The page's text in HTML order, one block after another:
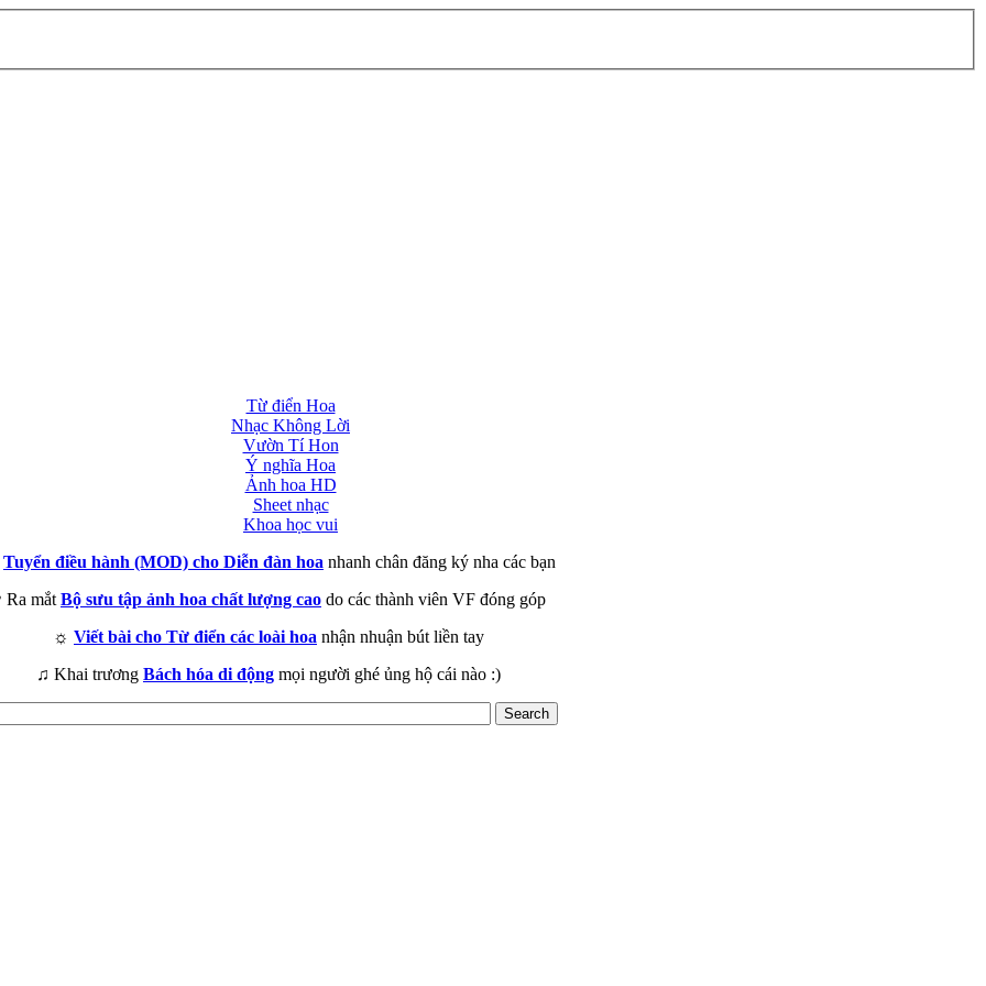
Từ điển Hoa
Nhạc Không Lời
Vườn Tí Hon
Ý nghĩa Hoa
Ảnh hoa HD
Sheet nhạc
Khoa học vui
Tuyển điều hành (MOD) cho Diễn đàn hoa nhanh chân đăng ký nha các bạn
Ra mắt Bộ sưu tập ảnh hoa chất lượng cao do các thành viên VF đóng góp
☼ Viết bài cho Từ điển các loài hoa nhận nhuận bút liền tay
♫ Khai trương Bách hóa di động mọi người ghé ủng hộ cái nào :)